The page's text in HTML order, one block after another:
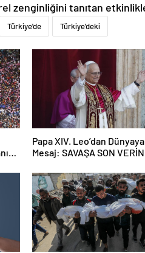
zenginliğini tanıtan
Türkiye'de Türkiye'deki
Papa XIV. Leo’dan
Mesaj: SAVAŞA SON